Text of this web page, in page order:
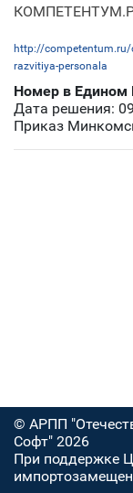
http://
razvitiya-personala
Номер в Едином
Дата решения:
Приказ
© АРПП
Софт" 2026
При поддержке